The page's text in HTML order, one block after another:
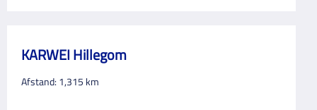
KARWEI Hillegom
Afstand: 1,315 km